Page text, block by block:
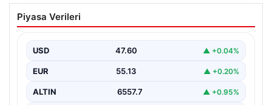
Bahçe Mutfakları ve Prestijli Yaşam
Mekanları
yaşamaktadır. Baştan başa lüks villalarda ikamet eden…
Piyasa Verileri
USD 47.60 ▲ +0.04%
EUR 55.13 ▲ +0.20%
ALTIN 6557.7 ▲ +0.95%